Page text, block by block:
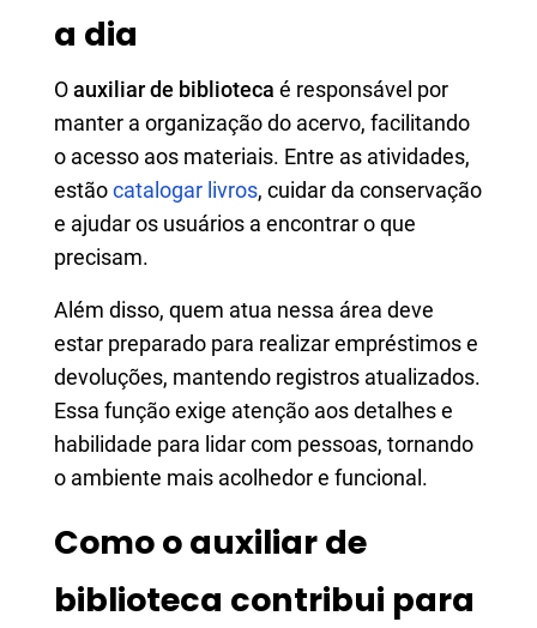
a dia
Oauxiliar de biblioteca é responsável por
manter a organização do acervo, facilitando
o acesso aos materiais. Entre as atividades,
estãocatalogar livros, cuidar da conservação
e ajudar os usuários a encontrar o que
precisam.
Além disso, quem atua nessa área deve
estar preparado para realizar empréstimos e
devoluções, mantendo registros atualizados.
Essa função exige atenção aos detalhes e
habilidade para lidar com pessoas, tornando
o ambiente mais acolhedor e funcional.
Como o auxiliar de
biblioteca contribui para